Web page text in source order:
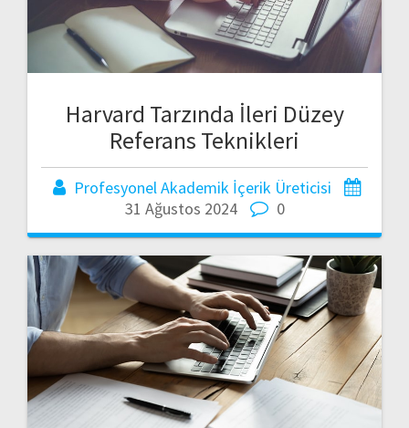
Harvard Tarzında İleri Düzey
Referans Teknikleri
Profesyonel Akademik İçerik Üreticisi
31 Ağustos 2024
0